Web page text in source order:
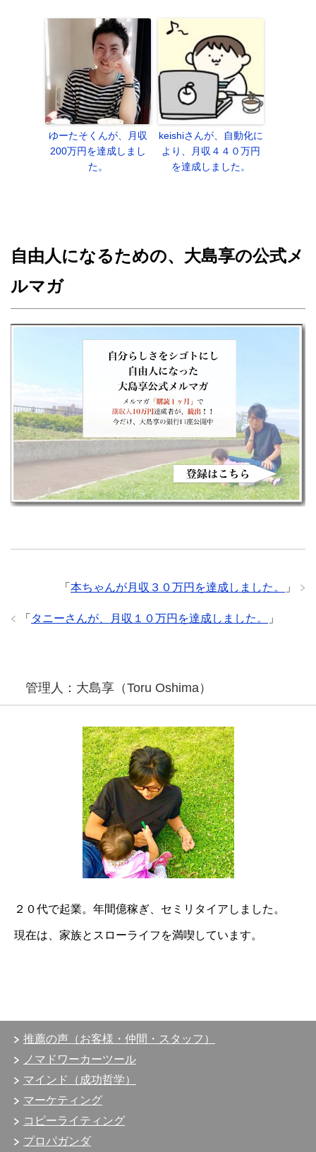
ゆーたそくんが、月収
200万円を達成しまし
た。
keishiさんが、自動化に
より、月収４４０万円
を達成しました。
自由人になるための、大島享の公式メ
ルマガ
「 本ちゃんが月収３０万円を達成しました。 」
「 タニーさんが、月収１０万円を達成しました。 」
管理人：大島享（Toru Oshima）
２０代で起業。 年間億稼ぎ、 セミリタイアしました。
現在は、 家族とスローライフを満喫しています。
推薦の声（お客様・仲間・スタッフ）
ノマドワーカーツール
マインド（成功哲学）
マーケティング
コピーライティング
プロパガンダ